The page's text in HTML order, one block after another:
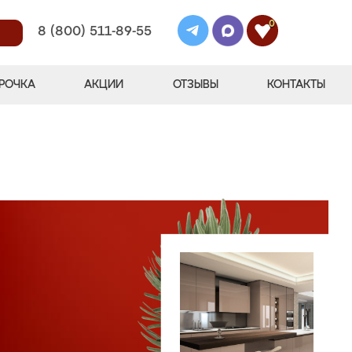
8 (800) 511-89-55
0
АКЦИИ ОТЗЫВЫ КОНТАКТЫ